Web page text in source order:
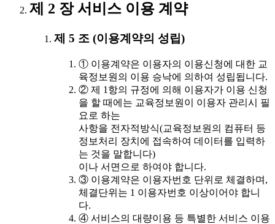
제 2 장 서비스 이용 계약
제 5 조 (이용계약의 성립)
① 이용계약은 이용자의 이용신청에 대한 교
육정보원의 이용 승낙에 의하여 성립됩니다.
② 제 1항의 규정에 의해 이용자가 이용 신청
을 할 때에는 교육정보원이 이용자 관리시 필
요로 하는
사항을 전자적방식(교육정보원의 컴퓨터 등
정보처리 장치에 접속하여 데이터를 입력하
는 것을 말합니다)
이나 서면으로 하여야 합니다.
③ 이용계약은 이용자번호 단위로 체결하며,
체결단위는 1 이용자번호 이상이어야 합니
다.
④ 서비스의 대량이용 등 특별한 서비스 이용